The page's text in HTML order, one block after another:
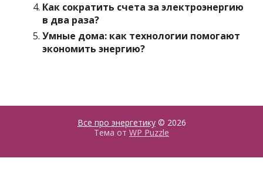
Как сократить счета за электроэнергию
в два раза?
Умные дома: как технологии помогают
экономить энергию?
Все про энергетику© 2026
Тема от WP Puzzle